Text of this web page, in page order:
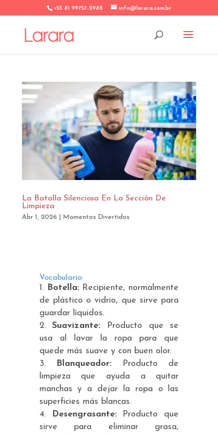
+55 81 99757-2988 info@larara.com.br
La Batalla Silenciosa En La Sección De
Limpieza
Abr 1, 2026 Momentos Divertidos
Vocabulario:
Botella: Recipiente, normalmente
de plástico o vidrio, que sirve para
guardar líquidos.
Suavizante:
Producto que se
usa al lavar la ropa para que
quede más suave y con buen olor.
Blanqueador:
Producto de
limpieza que ayuda a quitar
manchas y a dejar la ropa o las
superficies más blancas.
Desengrasante:
Producto que
sirve para eliminar grasa,